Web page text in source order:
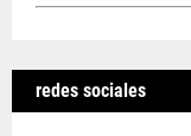
redes sociales